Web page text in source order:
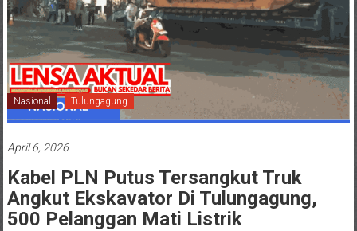
Nasional Tulungagung
April 6, 2026
Kabel PLN Putus Tersangkut Truk
Angkut Ekskavator Di Tulungagung,
500 Pelanggan Mati Listrik